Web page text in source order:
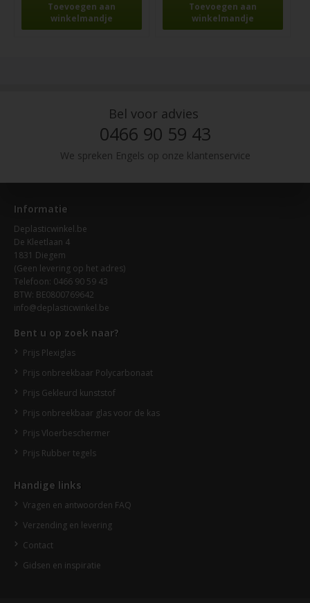
Bel voor advies
0466 90 59 43
We spreken Engels op onze klantenservice
Informatie
Deplasticwinkel.be
De Kleetlaan 4
1831 Diegem
(Geen levering op het adres)
Telefoon: 0466 90 59 43
BTW: BE0800769642
info@deplasticwinkel.be
Bent u op zoek naar?
Prijs Plexiglas
Prijs onbreekbaar Polycarbonaat
Prijs Gekleurd kunststof
Prijs onbreekbaar glas voor de kas
Prijs Vloerbeschermer
Prijs Rubber tegels
Handige links
Vragen en antwoorden FAQ
Verzending en levering
Contact
Gidsen en inspiratie